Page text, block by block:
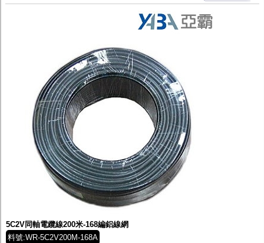
5C2V同軸電纜線200米-168編鋁線網
料號:WR-5C2V200M-168A